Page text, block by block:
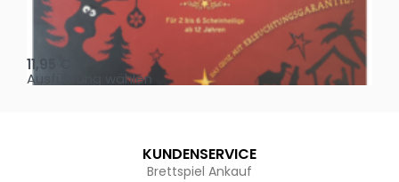
Oh, heilige Nacht!
11,95
Ausführung wählen
KUNDENSERVICE
Brettspiel Ankauf